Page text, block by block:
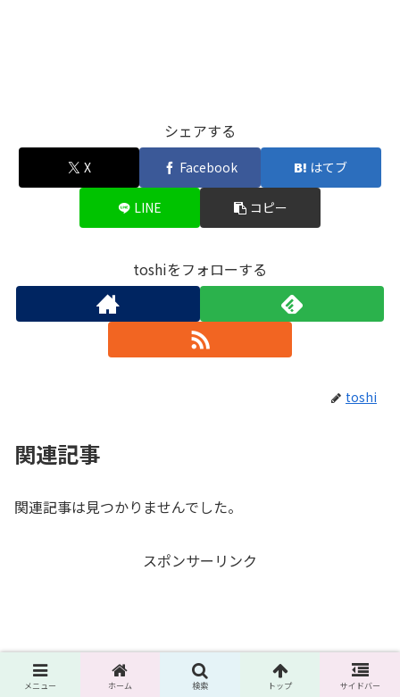
シェアする
X Facebook はてブ
LINE コピー
toshiをフォローする
toshi
関連記事
関連記事は見つかりませんでした。
スポンサーリンク
メニュー ホーム 検索 トップ サイドバー